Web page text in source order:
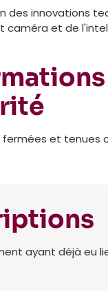
des innovations
caméra et de
fermées et tenues
ayant déjà eu